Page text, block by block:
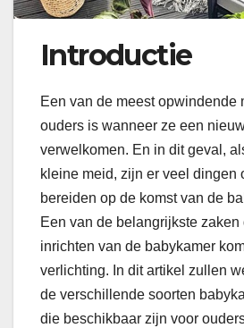
Introductie
Een van de meest opwindende
ouders is wanneer ze een
verwelkomen. En in dit geval,
kleine meid, zijn er veel dingen
bereiden op de komst van de
Een van de belangrijkste zaken
inrichten van de babykamer
verlichting. In dit artikel zullen
de verschillende soorten
die beschikbaar zijn voor